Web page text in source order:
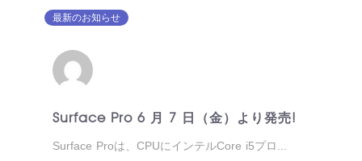
最新のお知らせ
Surface Pro 6 月 7 日（金）より発売!
Surface Proは、CPUにインテルCore i5プロ...